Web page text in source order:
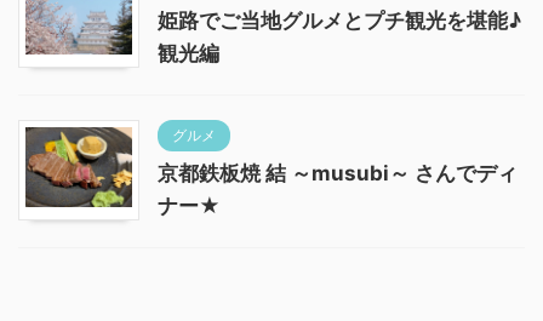
姫路でご当地グルメとプチ観光を堪能♪
観光編
グルメ
京都鉄板焼 結 ～musubi～ さんでディ
ナー★